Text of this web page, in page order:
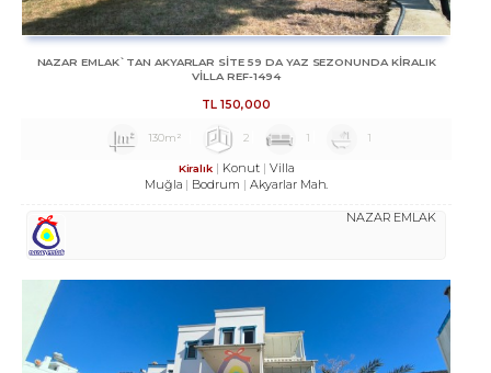
NAZAR EMLAK`TAN AKYARLAR SİTE 59 DA YAZ SEZONUNDA KİRALIK
VİLLA REF-1494
TL 150,000
130m² 2 1 1
Kiralık Konut
Villa
Muğla
Bodrum Akyarlar Mah.
NAZAR EMLAK